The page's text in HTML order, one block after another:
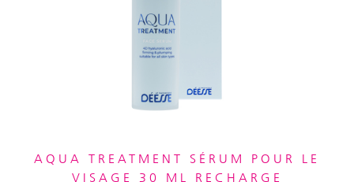
AQUA TREATMENT SÉRUM POUR LE
VISAGE 30 ML RECHARGE